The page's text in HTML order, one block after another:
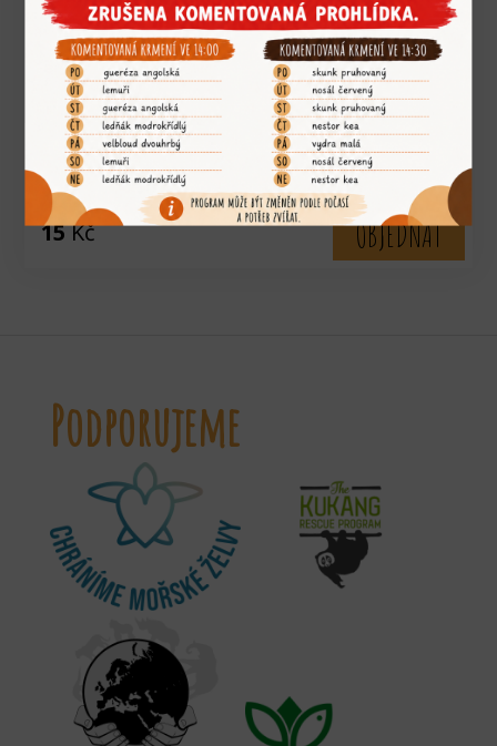
zvíře:krajta ametystová
15Kč OBJEDNAT
Podporujeme